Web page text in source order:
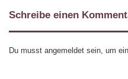
Schreibe einen
Du musst angemeldet sein, um